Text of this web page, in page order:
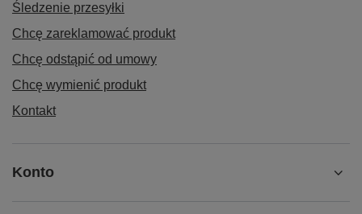
Śledzenie przesyłki
Chcę zareklamować produkt
Chcę odstąpić od umowy
Chcę wymienić produkt
Kontakt
Konto